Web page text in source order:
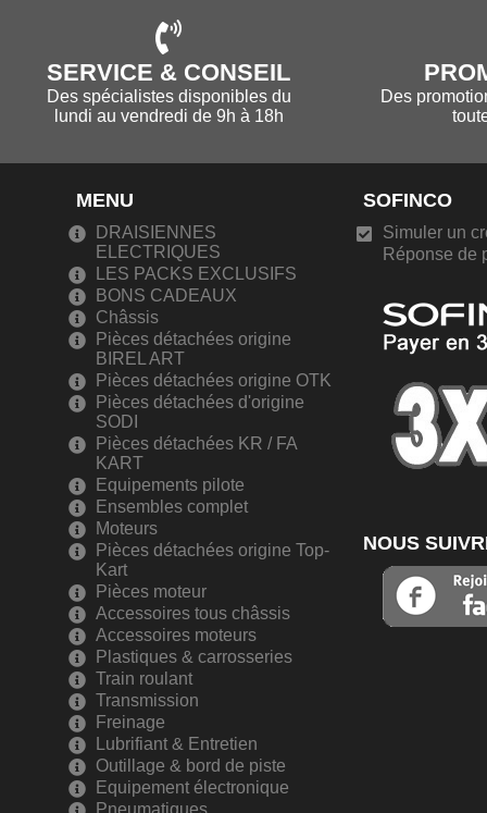
SERVICE & CONSEIL
Des spécialistes disponibles du
lundi au vendredi de 9h à 18h
Des
MENU
DRAISIENNES
ELECTRIQUES
LES PACKS EXCLUSIFS
BONS CADEAUX
Châssis
Pièces détachées origine
BIREL ART
Pièces détachées origine OTK
Pièces détachées d'origine
SODI
Pièces détachées KR / FA
KART
Equipements pilote
Ensembles complet
Moteurs
Pièces détachées origine Top-
Kart
Pièces moteur
Accessoires tous châssis
Accessoires moteurs
Plastiques & carrosseries
Train roulant
Transmission
Freinage
Lubrifiant & Entretien
Outillage & bord de piste
Equipement électronique
Pneumatiques
SOFINCO
Simuler un
Réponse de
NOUS